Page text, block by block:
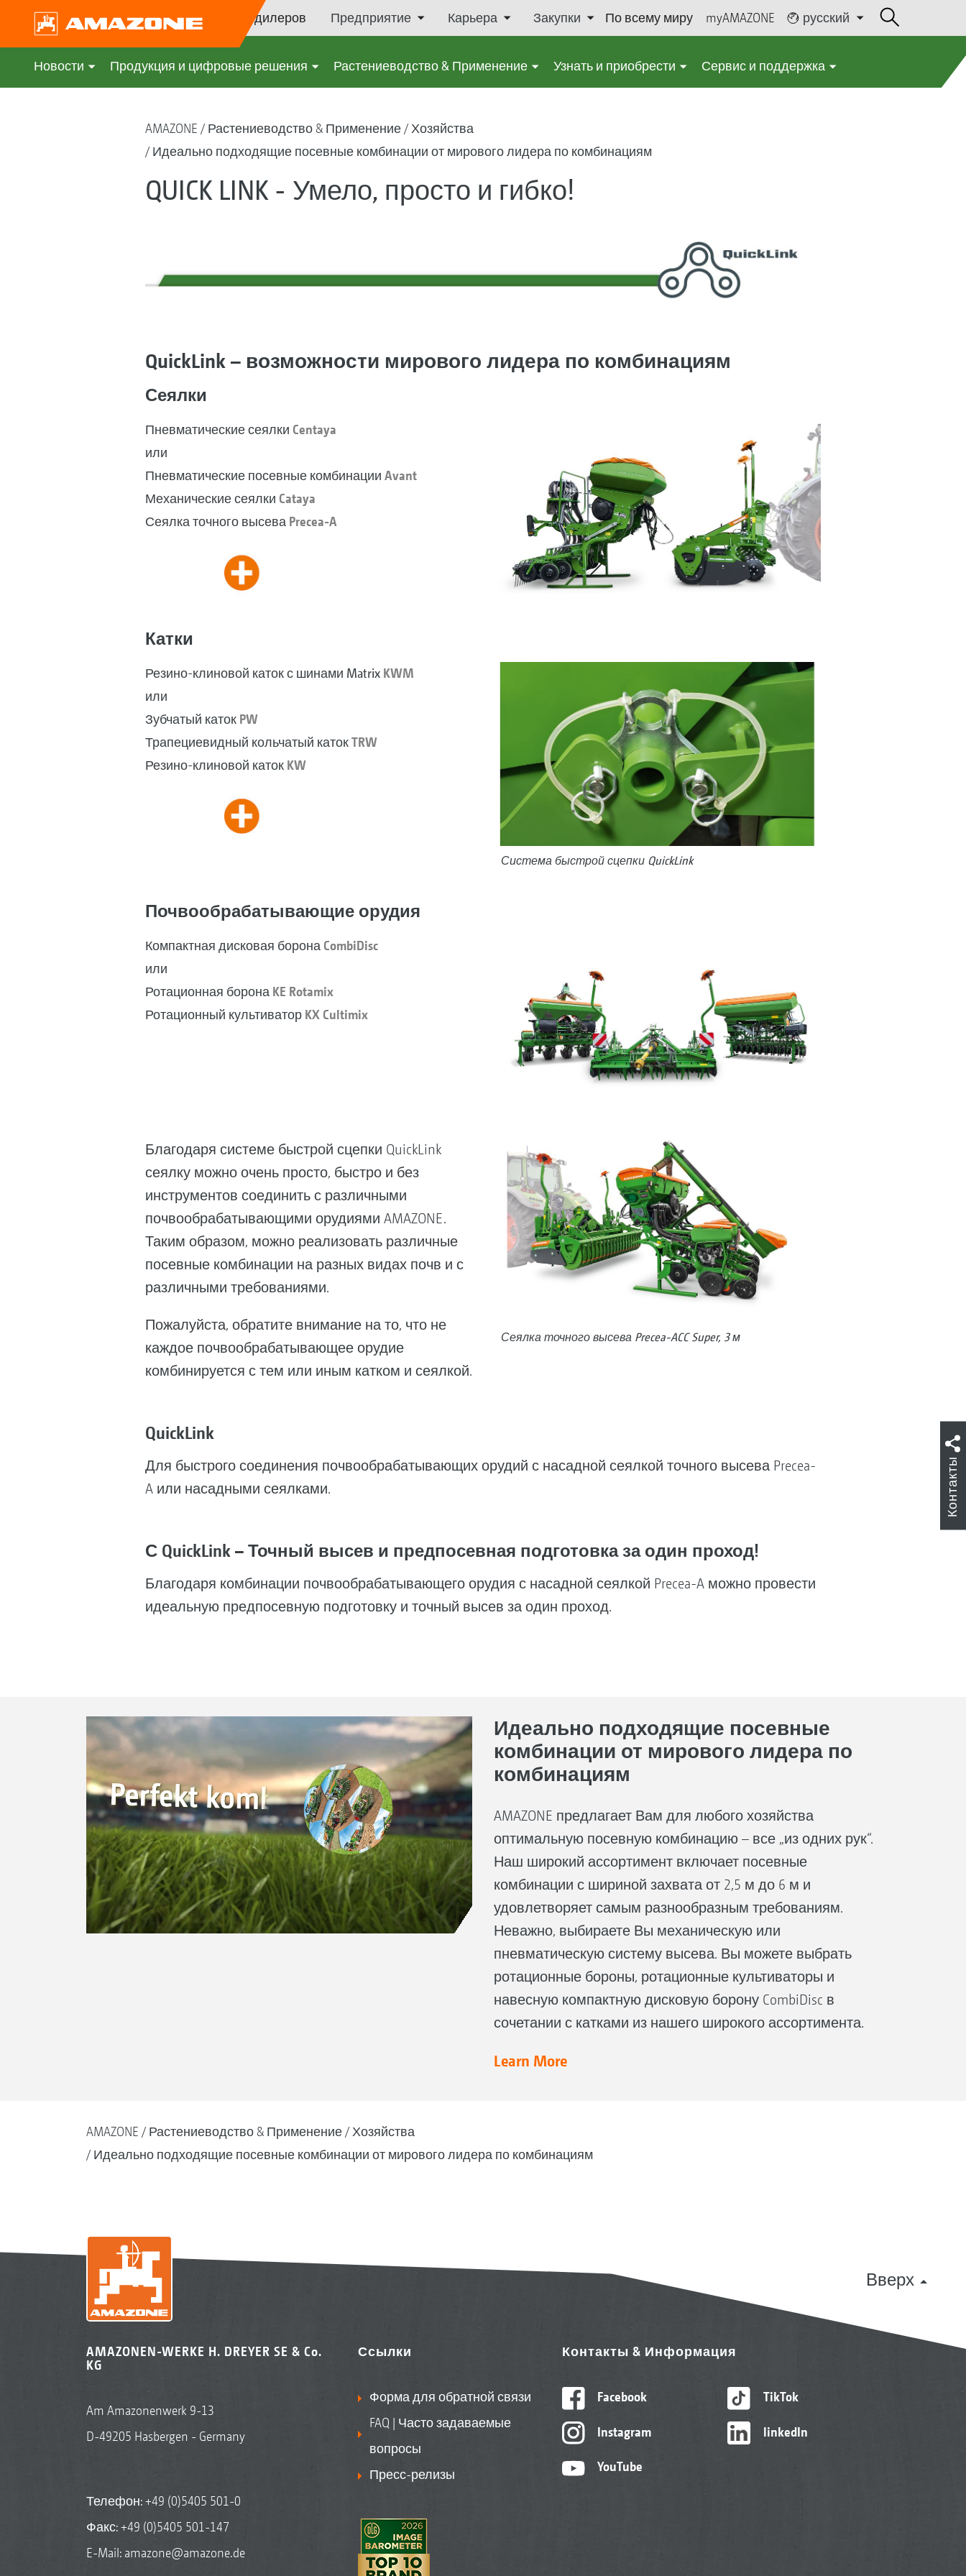
Поиск дилеров Предприятие Карьера Закупки По всему миру myAMAZONE русский
Новости Продукция и цифровые решения Растениеводство & Применение Узнать и приобрести Сервис и поддержка
AMAZONE Растениеводство & Применение
Хозяйства
Идеально подходящие посевные комбинации от мирового лидера по комбинациям
QUICK LINK - Умело, просто и гибко!
QuickLink – возможности мирового лидера по комбинациям
Сеялки
Пневматические сеялки Centaya
или
Пневматические посевные комбинации Avant
Механические сеялки Cataya
Сеялка точного высева Precea-A
Катки
Система быстрой сцепки QuickLink
Резино-клиновой каток с шинами Matrix KWM
или
Зубчатый каток PW
Трапециевидный кольчатый катокTRW
Резино-клиновой каток KW
Почвообрабатывающие орудия
Компактная дисковая борона CombiDisc
или
Ротационная борона KE Rotamix
Ротационный культиватор KX Cultimix
Сеялка точного высева Precea-ACC Super, 3 м
Благодаря системе быстрой сцепки QuickLink
сеялку можно очень просто, быстро и без
инструментов соединить с различными
почвообрабатывающими орудиями AMAZONE.
Таким образом, можно реализовать различные
посевные комбинации на разных видах почв и с
различными требованиями.
Пожалуйста, обратите внимание на то, что не
каждое почвообрабатывающее орудие
комбинируется с тем или иным катком и сеялкой.
QuickLink
Для быстрого соединения почвообрабатывающих орудий с насадной сеялкой точного высева Precea-
A или насадными сеялками.
С QuickLink – Точный высев и предпосевная подготовка за один проход!
Благодаря комбинации почвообрабатывающего орудия с насадной сеялкой Precea-A можно провести
идеальную предпосевную подготовку и точный высев за один проход.
Идеально подходящие посевные
комбинации от мирового лидера по
комбинациям
AMAZONE предлагает Вам для любого хозяйства
оптимальную посевную комбинацию – все „из одних рук“.
Наш широкий ассортимент включает посевные
комбинации с шириной захвата от 2,5 м до 6 м и
удовлетворяет самым разнообразным требованиям.
Неважно, выбираете Вы механическую или
пневматическую систему высева. Вы можете выбрать
ротационные бороны, ротационные культиваторы и
навесную компактную дисковую борону CombiDisc в
сочетании с катками из нашего широкого ассортимента.
Learn More
AMAZONE Растениеводство & Применение
Хозяйства
Идеально подходящие посевные комбинации от мирового лидера по комбинациям
Вверх
AMAZONEN-WERKE H. DREYER SE & Co.
KG
Am Amazonenwerk 9-13
D-49205 Hasbergen - Germany
Телефон:+49 (0)5405 501-0
Факс: +49 (0)5405 501-147
E-Mail: amazone@amazone.de
Ссылки
Форма для обратной связи
FAQ | Часто задаваемые
вопросы
Пресс-релизы
Контакты & Информация
Facebook
Instagram
YouTube
TikTok
linkedIn
Контакты